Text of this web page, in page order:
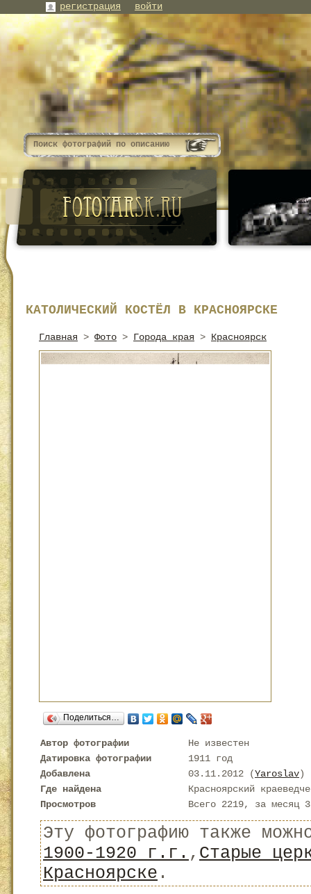
КАТОЛИЧЕСКИЙ КОСТЁЛ В КРАСНОЯРСКЕ
Главная > Фото > Города края > Красноярск
Поделиться…
Автор фотографии
Не известен
Датировка фотографии
1911 год
Добавлена
03.11.2012 (Yaroslav)
Где найдена
Красноярский
Просмотров
Всего 2219, за месяц
Эту фотографию также
1900-1920 г.г. , Старые
Красноярске .
регистрация войти